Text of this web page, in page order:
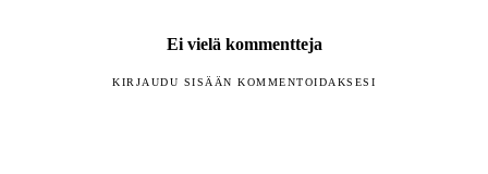
Ei vielä kommentteja
KIRJAUDU SISÄÄN KOMMENTOIDAKSESI